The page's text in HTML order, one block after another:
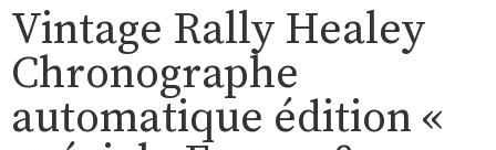
Vintage Rally Healey
Chronographe
automatique édition «